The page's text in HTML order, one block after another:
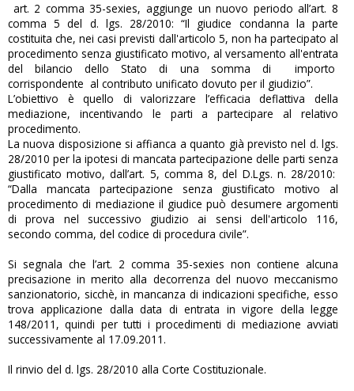
art. 2 comma 35-sexies, aggiunge un nuovo periodo all’art. 8
comma 5 del d. lgs. 28/2010: “Il giudice condanna la parte
costituita che, nei casi previsti dall'articolo 5, non ha partecipato al
procedimento senza giustificato motivo, al versamento all'entrata
del bilancio dello Stato di una somma di importo
corrispondente al contributo unificato dovuto per il giudizio”.
L’obiettivo è quello di valorizzare l’efficacia deflattiva della
mediazione, incentivando le parti a partecipare al relativo
procedimento.
La nuova disposizione si affianca a quanto già previsto nel d. lgs.
28/2010 per la ipotesi di mancata partecipazione delle parti senza
giustificato motivo, dall’art. 5, comma 8, del D.Lgs. n. 28/2010:
“Dalla mancata partecipazione senza giustificato motivo al
procedimento di mediazione il giudice può desumere argomenti
di prova nel successivo giudizio ai sensi dell'articolo 116,
secondo comma, del codice di procedura civile”.
Si segnala che l’art. 2 comma 35-sexies non contiene alcuna
precisazione in merito alla decorrenza del nuovo meccanismo
sanzionatorio, sicchè, in mancanza di indicazioni specifiche, esso
trova applicazione dalla data di entrata in vigore della legge
148/2011, quindi per tutti i procedimenti di mediazione avviati
successivamente al 17.09.2011.
Il rinvio del d. lgs. 28/2010 alla Corte Costituzionale.